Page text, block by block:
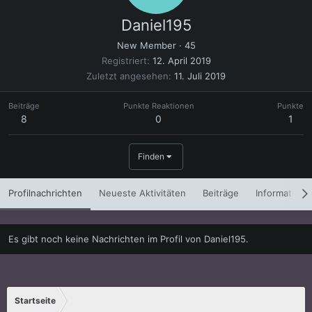
Daniel195
New Member · 45
Registriert 12. April 2019
Zuletzt angesehen 11. Juli 2019
Beiträge
8
Punkte Reaktionen
0
Punkte
1
Finden
Profilnachrichten Neueste Aktivitäten Beiträge
Es gibt noch keine Nachrichten im Profil von Daniel195.
Startseite